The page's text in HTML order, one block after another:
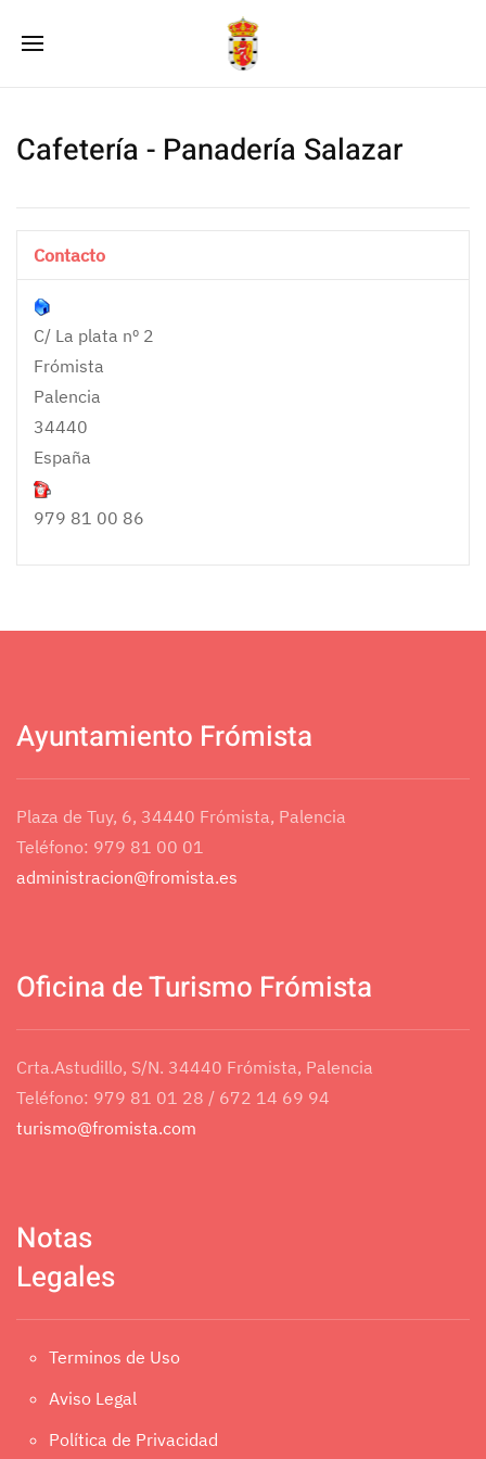
Cafetería - Panadería Salazar
Contacto
C/ La plata nº 2
Frómista
Palencia
34440
España
979 81 00 86
Ayuntamiento Frómista
Plaza de Tuy, 6, 34440 Frómista, Palencia
Teléfono: 979 81 00 01
administracion@fromista.es
Oficina de Turismo Frómista
Crta.Astudillo, S/N. 34440 Frómista, Palencia
Teléfono: 979 81 01 28 / 672 14 69 94
turismo@fromista.com
Notas
Legales
Terminos de Uso
Aviso Legal
Política de Privacidad